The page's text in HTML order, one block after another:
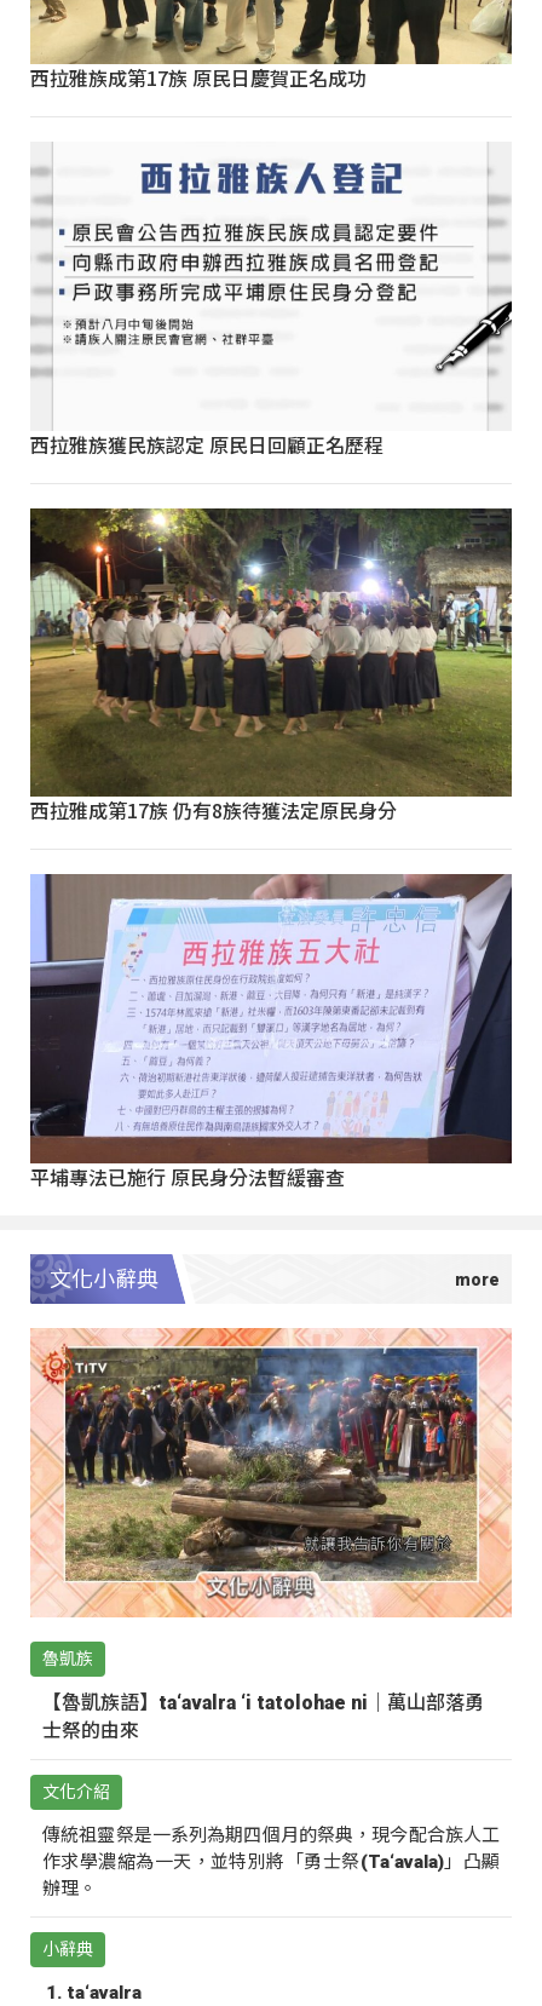
西拉雅族成第17族 原民日慶賀正名成功
西拉雅族獲民族認定 原民日回顧正名歷程
西拉雅成第17族 仍有8族待獲法定原民身分
平埔專法已施行 原民身分法暫緩審查
文化小辭典
魯凱族
【魯凱族語】ta‘avalra ‘i tatolohae ni｜萬山部落勇
士祭的由來
文化介紹
傳統祖靈祭是一系列為期四個月的祭典，現今配合族人工
作求學濃縮為一天，並特別將「勇士祭(Ta‘avala)」凸顯
辦理。
小辭典
ta‘avalra